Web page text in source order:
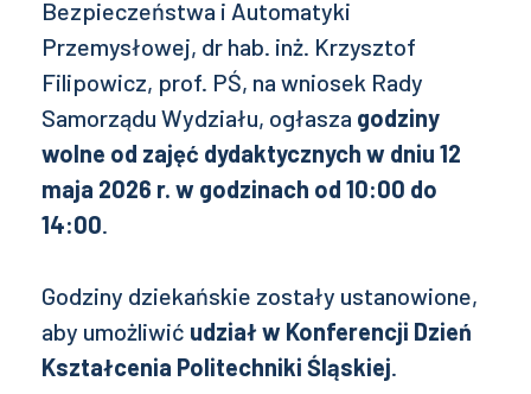
Bezpieczeństwa i Automatyki
Przemysłowej, dr hab. inż. Krzysztof
Filipowicz, prof. PŚ, na wniosek Rady
Samorządu Wydziału, ogłasza godziny
wolne od zajęć dydaktycznych w dniu 12
maja 2026 r. w godzinach od 10:00 do
14:00.
Godziny dziekańskie zostały ustanowione,
aby umożliwić udział w Konferencji Dzień
Kształcenia Politechniki Śląskiej.